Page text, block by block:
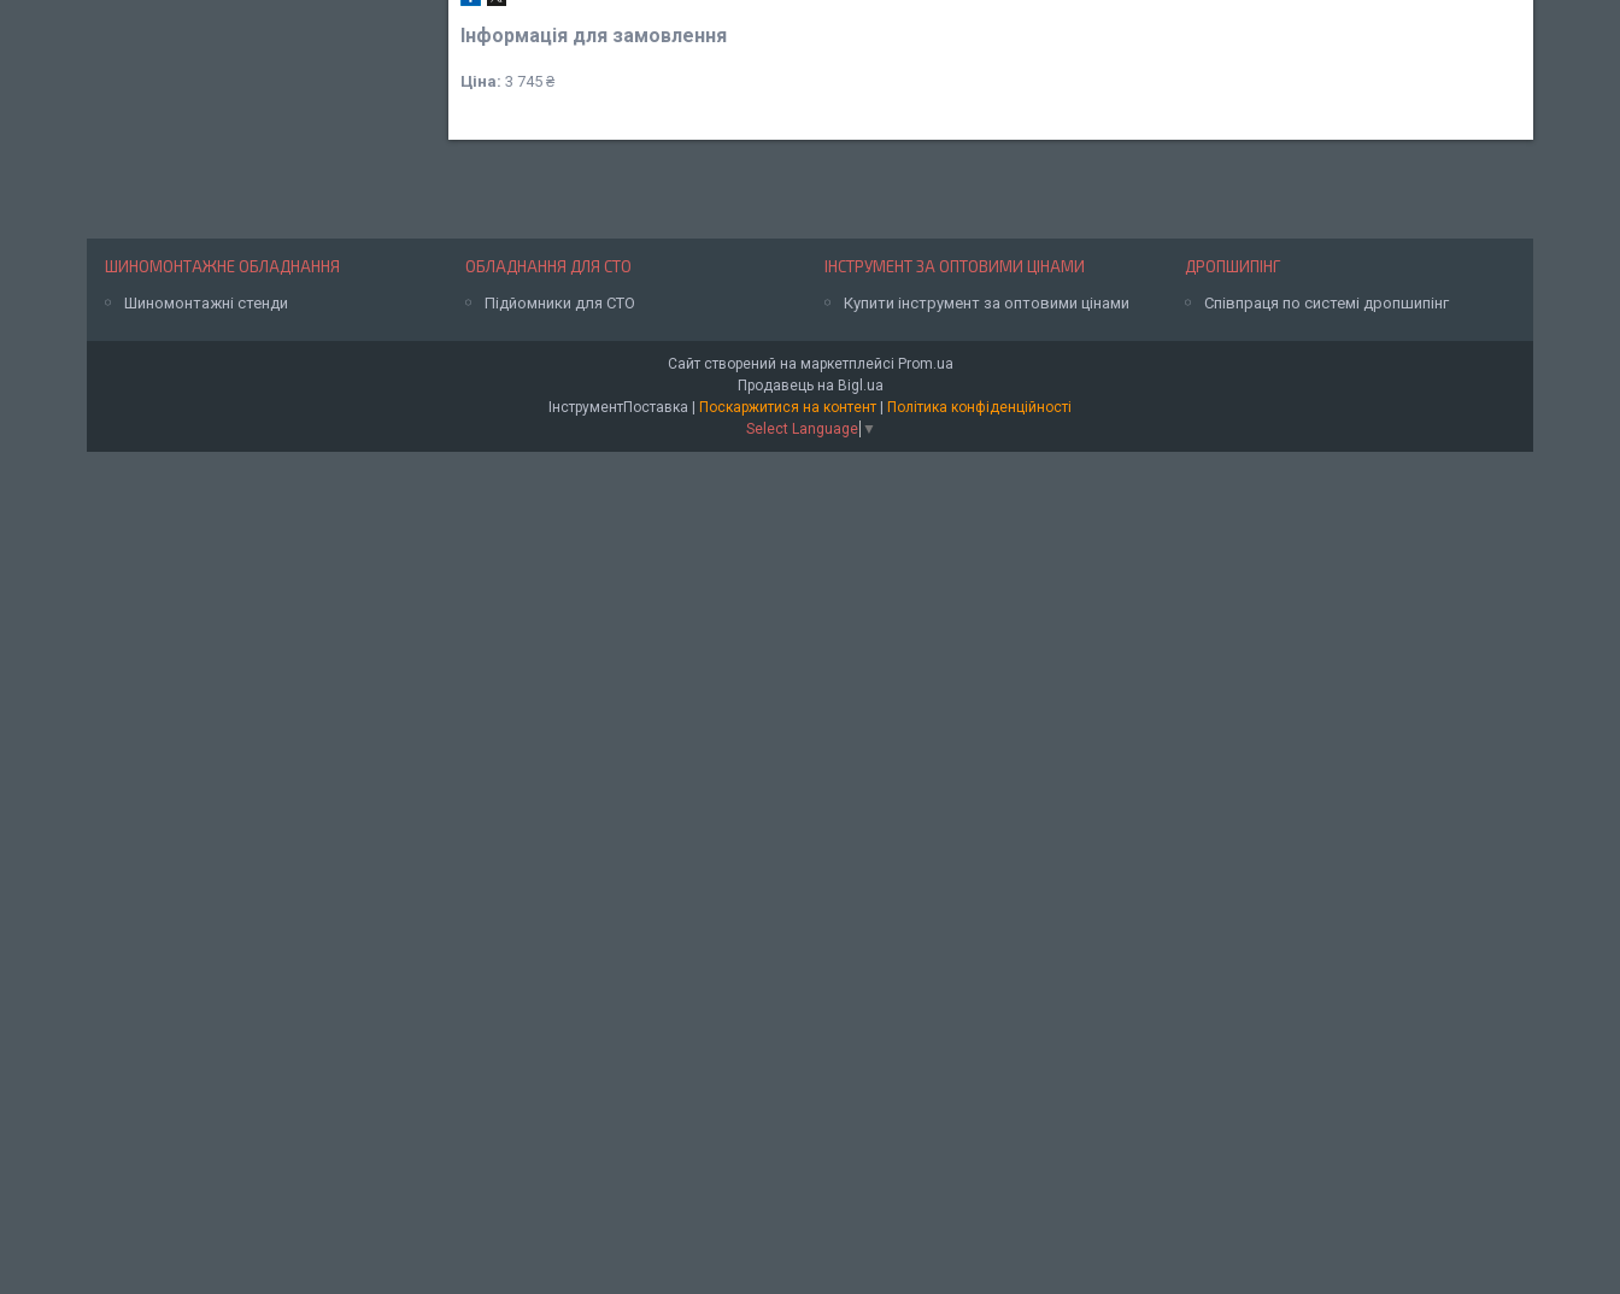
Інформація для замовлення
Ціна: 3 745 ₴
ШИНОМОНТАЖНЕ ОБЛАДНАННЯ
Шиномонтажні стенди
ОБЛАДНАННЯ ДЛЯ СТО
Підйомники для СТО
ІНСТРУМЕНТ ЗА ОПТОВИМИ ЦІНАМИ
Купити інструмент за оптовими цінами
ДРОПШИПІНГ
Співпраця по системі дропшипінг
Сайт створений на маркетплейсі Prom.ua
Продавець на Bigl.ua
ІнструментПоставка | Поскаржитися на контент | Політика конфіденційності
Select Language ▼